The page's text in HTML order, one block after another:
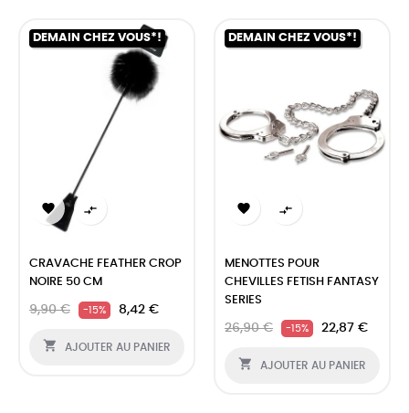
DEMAIN CHEZ VOUS*!
 
CRAVACHE FEATHER CROP
NOIRE 50 CM
9,90 € -15% 8,42 €
 AJOUTER AU PANIER
DEMAIN CHEZ VOUS*!
 
MENOTTES POUR
CHEVILLES FETISH FANTASY
SERIES
26,90 € -15% 22,87 €
 AJOUTER AU PANIER